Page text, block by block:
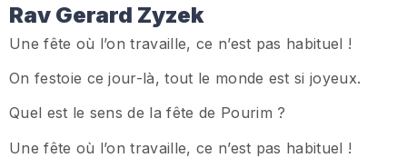
Rav Gerard Zyzek
Une fête où l’on travaille, ce n’est pas habituel !
On festoie ce jour-là, tout le monde est si joyeux.
Quel est le sens de la fête de Pourim ?
Une fête où l’on travaille, ce n’est pas habituel !